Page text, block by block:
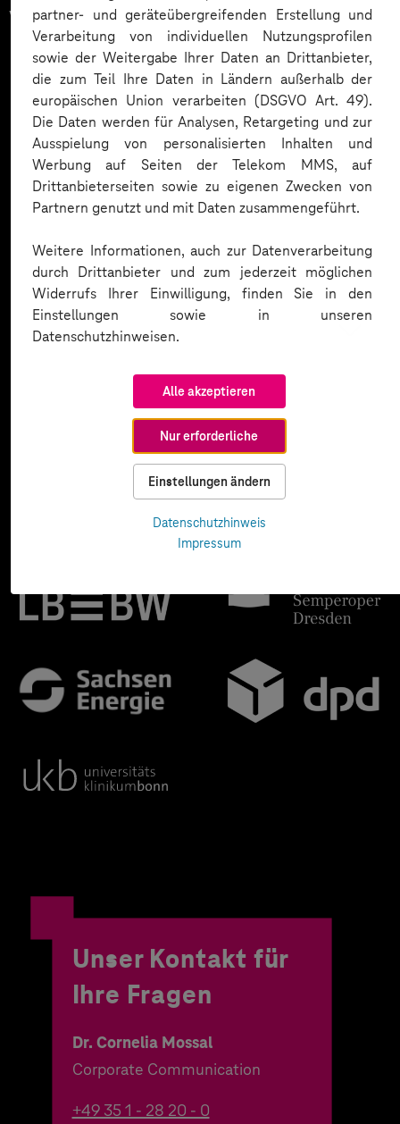
partner- und geräteübergreifenden Erstellung und
Verarbeitung von individuellen Nutzungsprofilen
sowie der Weitergabe Ihrer Daten an Drittanbieter,
die zum Teil Ihre Daten in Ländern außerhalb der
europäischen Union verarbeiten (DSGVO Art. 49).
Die Daten werden für Analysen, Retargeting und zur
Ausspielung von personalisierten Inhalten und
Werbung auf Seiten der Telekom MMS, auf
Drittanbieterseiten sowie zu eigenen Zwecken von
Partnern genutzt und mit Daten zusammengeführt.
Weitere Informationen, auch zur Datenverarbeitung
durch Drittanbieter und zum jederzeit möglichen
Widerrufs Ihrer Einwilligung, finden Sie in den
Einstellungen sowie in unseren
Datenschutzhinweisen.
Alle akzeptieren
Nur erforderliche
Einstellungen ändern
Datenschutzhinweis
Impressum
vertrauen auf unsere
Expertise. Hier eine Auswahl:
Unser Kontakt für
Ihre Fragen
Dr. Cornelia Mossal
Corporate Communication
+49 35 1 - 28 20 - 0